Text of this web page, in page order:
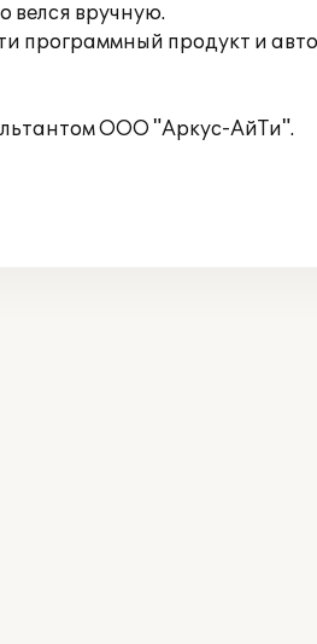
велся вручную.
программный продукт и
ООО "Аркус-АйТи".